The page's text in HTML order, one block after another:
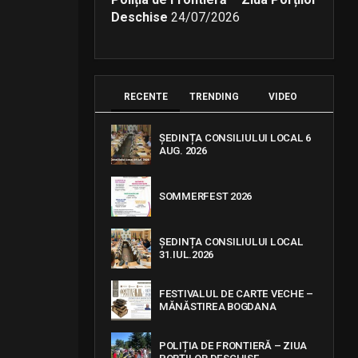
Deschise 24/07/2026
RECENTE TRENDING VIDEO
ȘEDINȚA CONSILIULUI LOCAL 6
AUG. 2026
SOMMERFEST 2026
ȘEDINȚA CONSILIULUI LOCAL
31.IUL.2026
FESTIVALUL DE CARTE VECHE –
MĂNĂSTIREA BOGDANA
POLIȚIA DE FRONTIERĂ – ZIUA